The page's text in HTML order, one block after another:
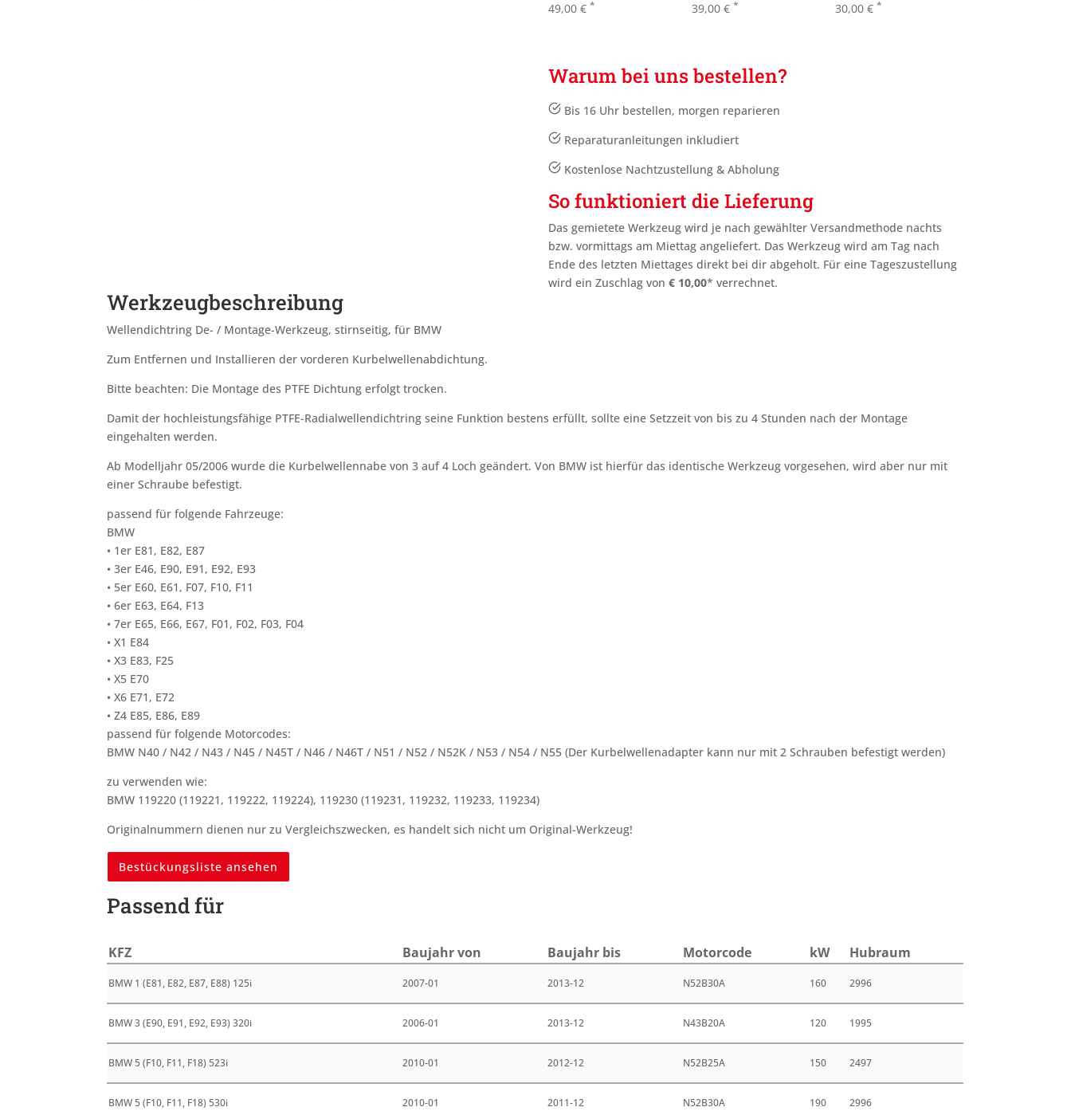
49,00€ *
39,00€ *
30,00€ *
Warum bei uns bestellen?
Bis 16 Uhr bestellen, morgen reparieren
Reparaturanleitungen inkludiert
Kostenlose Nachtzustellung & Abholung
So funktioniert die Lieferung
Das gemietete Werkzeug wird je nach gewählter Versandmethode nachts
bzw. vormittags am Miettag angeliefert. Das Werkzeug wird am Tag nach
Ende des letzten Miettagesdirekt bei dir abgeholt. Für eine Tageszustellung
wird ein Zuschlag von€ 10,00* verrechnet.
Werkzeugbeschreibung
Wellendichtring De- / Montage-Werkzeug, stirnseitig, für BMW
Zum Entfernen und Installieren der vorderen Kurbelwellenabdichtung.
Bitte beachten: Die Montage des PTFE Dichtung erfolgt trocken.
Damit der hochleistungsfähige PTFE-Radialwellendichtring seine Funktion bestens erfüllt, sollte eine Setzzeit von bis zu 4 Stunden nach der Montage
eingehalten werden.
Ab Modelljahr 05/2006 wurde die Kurbelwellennabe von 3 auf 4 Loch geändert. Von BMW ist hierfür das identische Werkzeug vorgesehen, wird aber nur mit
einer Schraube befestigt.
passend für folgende Fahrzeuge:
BMW
• 1er E81, E82, E87
• 3er E46, E90, E91, E92, E93
• 5er E60, E61, F07, F10, F11
• 6er E63, E64, F13
• 7er E65, E66, E67, F01, F02, F03, F04
• X1 E84
• X3 E83, F25
• X5 E70
• X6 E71, E72
• Z4 E85, E86, E89
passend für folgende Motorcodes:
BMW N40 / N42 / N43 / N45 / N45T / N46 / N46T / N51 / N52 / N52K / N53 / N54 / N55 (Der Kurbelwellenadapter kann nur mit 2 Schrauben befestigt werden)
zu verwenden wie:
BMW 119220 (119221, 119222, 119224), 119230 (119231, 119232, 119233, 119234)
Originalnummern dienen nur zu Vergleichszwecken, es handelt sich nicht um Original-Werkzeug!
Bestückungsliste ansehen
Passend für
KFZ Bau­jahr von Bau­jahr bis Motor­code kW Hub­raum
BMW 1 (E81, E82, E87, E88) 125i 2007-01 2013-12 N52B30A 160 2996
BMW 3 (E90, E91, E92, E93) 320i 2006-01 2013-12 N43B20A 120 1995
BMW 5 (F10, F11, F18) 523i 2010-01 2012-12 N52B25A 150 2497
BMW 5 (F10, F11, F18) 530i 2010-01 2011-12 N52B30A 190 2996